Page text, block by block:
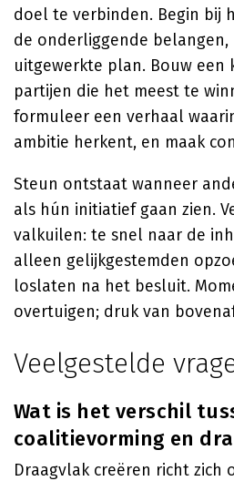
doel te verbinden. Begin bij
de onderliggende belangen,
uitgewerkte plan. Bouw een
partijen die het meest te
formuleer een verhaal
ambitie herkent, en maak
Steun ontstaat wanneer
als hún initiatief gaan zien.
valkuilen: te snel naar de
alleen gelijkgestemden
loslaten na het besluit.
overtuigen; druk van
Veelgestelde
Wat is het verschil
coalitievorming en
Draagvlak creëren richt zich